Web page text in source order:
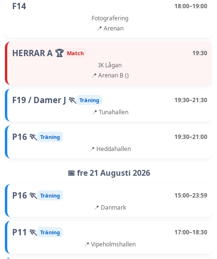
F14
18:00–19:00
Fotografering
📍 Arenan
HERRAR A 🏆 Match
19:30
IK Lågan
📍 Arenan B ()
F19 / Damer J 🏃 Träning
19:30–21:30
📍 Tunahallen
P16 🏃 Träning
19:30–21:00
📍 Heddahallen
📅 fre 21 Augusti 2026
P16 🏃 Träning
15:00–23:59
📍 Danmark
P11 🏃 Träning
17:00–18:30
📍 Vipeholmshallen